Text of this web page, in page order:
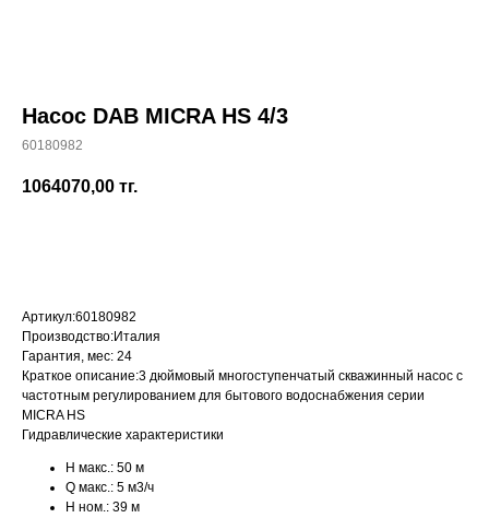
(700) 730-70-73
Насос DAB MICRA HS 4/3
60180982
1064070,00 тг.
Артикул:60180982
Производство:Италия
Гарантия, мес: 24
Краткое описание:3 дюймовый многоступенчатый скважинный насос с
частотным регулированием для бытового водоснабжения серии
MICRA HS
Гидравлические характеристики
H макс.: 50 м
Q макс.: 5 м3/ч
H ном.: 39 м